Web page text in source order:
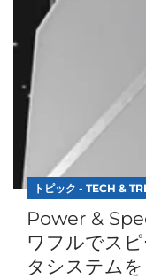
トピック - TECH &
Power &
ワフルでス
タシステムを